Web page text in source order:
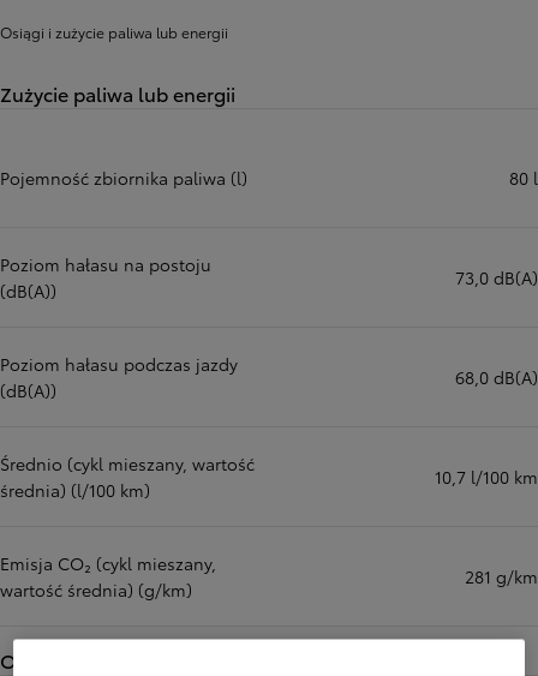
Osiągi i zużycie paliwa lub energii
Zużycie paliwa lub energii
Pojemność zbiornika paliwa (l) 80 l
Poziom hałasu na postoju
(dB(A))
73,0 dB(A)
Poziom hałasu podczas jazdy
(dB(A))
68,0 dB(A)
Średnio (cykl mieszany, wartość
średnia) (l/100 km)
10,7 l/100 km
Emisja CO₂ (cykl mieszany,
wartość średnia) (g/km)
281 g/km
Osiągi